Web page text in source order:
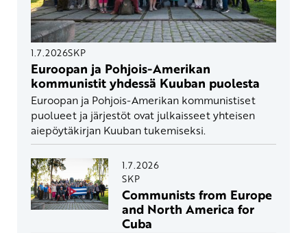
1.7.2026SKP
Euroopan ja Pohjois-Amerikan
kommunistit yhdessä Kuuban puolesta
Euroopan ja Pohjois-Amerikan kommunistiset
puolueet ja järjestöt ovat julkaisseet yhteisen
aiepöytäkirjan Kuuban tukemiseksi.
1.7.2026
SKP
Communists from Europe
and North America for
Cuba